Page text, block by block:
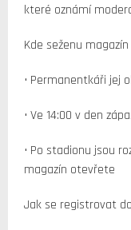
které oznámí
Kde seženu
• Permanentkáři jej
• Ve 14:00 v den
• Po stadionu jsou
magazín otevřete
Jak se registrovat